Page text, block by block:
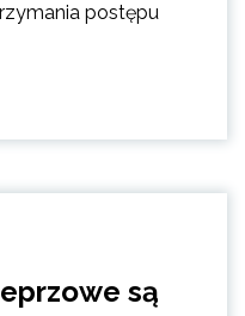
postępu
są